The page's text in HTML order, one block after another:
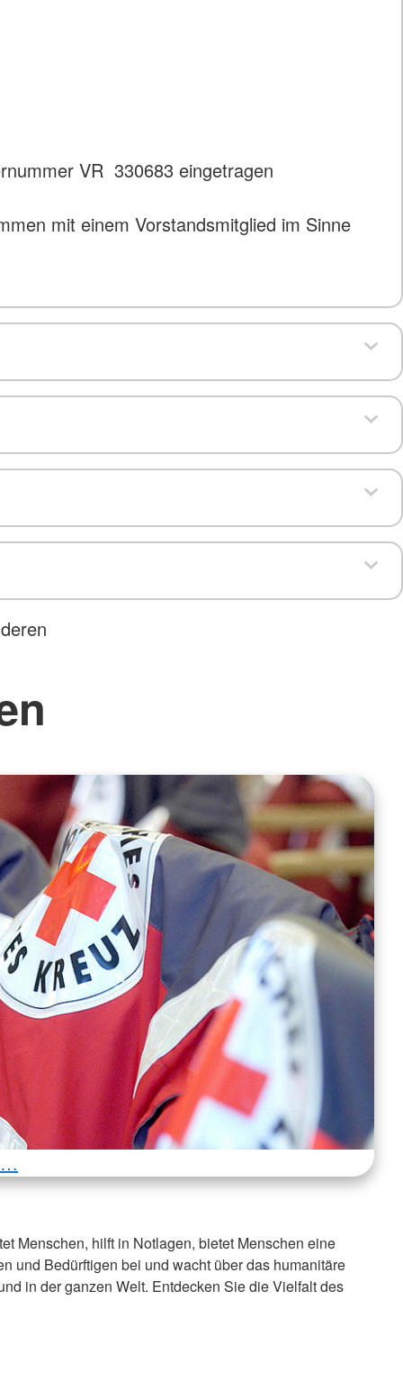
VR 330683 eingetragen
mit einem Vorstandsmitglied im Sinne
…
Menschen, hilft in Notlagen, bietet Menschen eine
und Bedürftigen bei und wacht über das humanitäre
in der ganzen Welt. Entdecken Sie die Vielfalt des